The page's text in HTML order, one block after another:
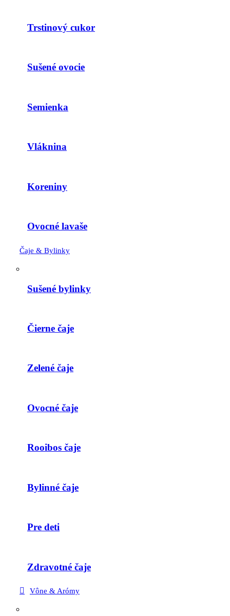
Trstinový cukor
Sušené ovocie
Semienka
Vláknina
Koreniny
Ovocné lavaše
Čaje & Bylinky
Sušené bylinky
Čierne čaje
Zelené čaje
Ovocné čaje
Rooibos čaje
Bylinné čaje
Pre deti
Zdravotné čaje
Vône & Arómy